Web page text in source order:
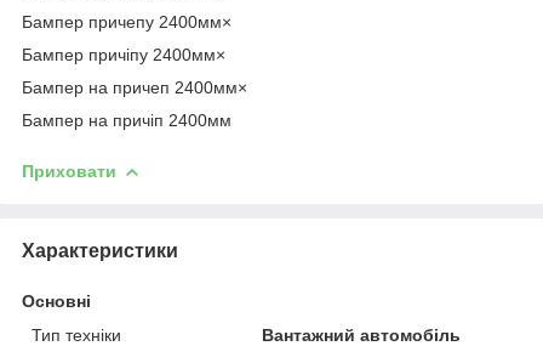
Бампер причепу 2400мм×
Бампер причіпу 2400мм×
Бампер на причеп 2400мм×
Бампер на причіп 2400мм
Приховати
Характеристики
Основні
Тип техніки
Вантажний автомобіль